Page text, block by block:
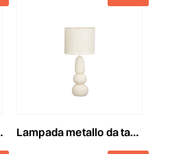
lampada metallo da tavolo d.38 cm h.84 cm -menko- crema